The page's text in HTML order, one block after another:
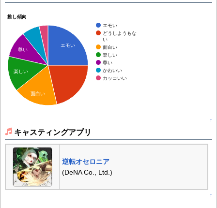
推し傾向
エモい
どうしようもな
い
面白い
楽しい
尊い
かわいい
カッコいい
エモい
尊い
楽しい
面白い
↑
キャスティングアプリ
逆転オセロニア
(DeNA Co., Ltd.)
↑